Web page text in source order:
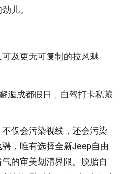
儿。
可及更无可复制的拉风魅
仅会污染视线，还会污染
，唯有选择全新Jeep自由
的审美划清界限。脱胎自